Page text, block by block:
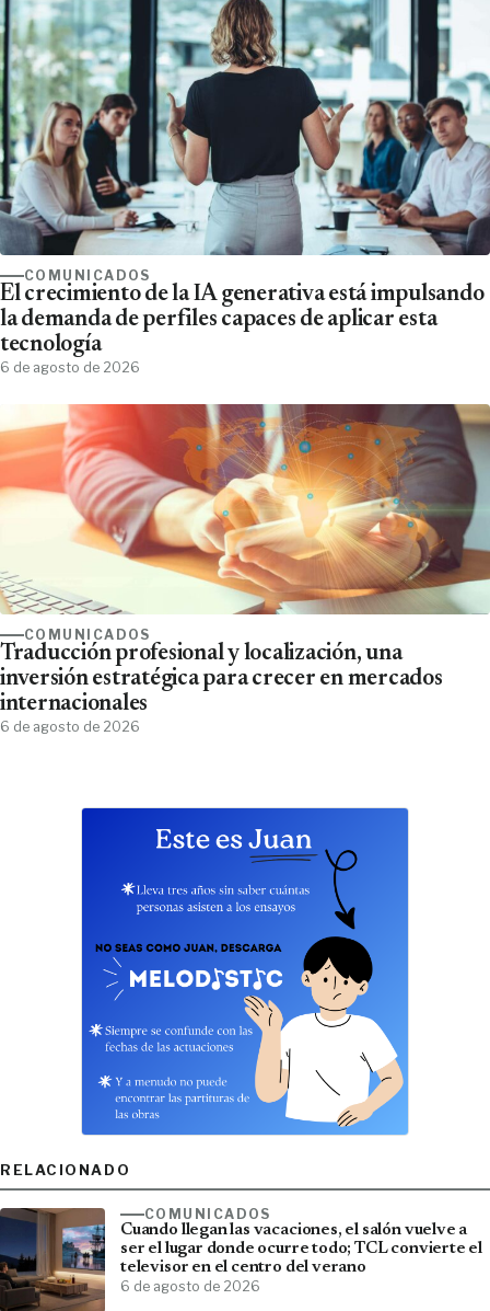
COMUNICADOS
El crecimiento de la IA generativa está impulsando
la demanda de perfiles capaces de aplicar esta
tecnología
6 de agosto de 2026
COMUNICADOS
Traducción profesional y localización, una
inversión estratégica para crecer en mercados
internacionales
6 de agosto de 2026
RELACIONADO
COMUNICADOS
Cuando llegan las vacaciones, el salón vuelve a
ser el lugar donde ocurre todo; TCL convierte el
televisor en el centro del verano
6 de agosto de 2026